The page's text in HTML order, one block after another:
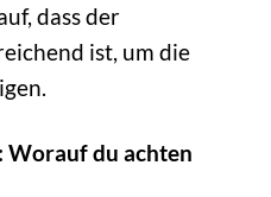
dass der
ist, um die
du achten